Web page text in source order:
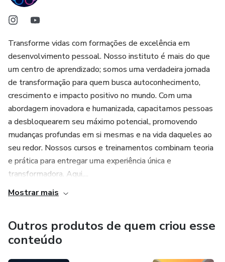
Siga no Instagram:
https://www.instagram.com/portaldovencedor/
Este ebook é perfeito para quem busca uma
transformação e deseja construir uma vida com mais
propósito e realização. ✨ Não perca mais tempo, comece
agora a transformar seus sonhos em realidade! 💫
Transforme vidas com formações de excelência em
desenvolvimento pessoal. Nosso instituto é mais do que
um centro de aprendizado; somos uma verdadeira jornada
de transformação para quem busca autoconhecimento,
crescimento e impacto positivo no mundo. Com uma
abordagem inovadora e humanizada, capacitamos pessoas
a desbloquearem seu máximo potencial, promovendo
mudanças profundas em si mesmas e na vida daqueles ao
seu redor. Nossos cursos e treinamentos combinam teoria
e prática para entregar uma experiência única e
transformadora. Aqui,...
Mostrar mais
Outros produtos de quem criou esse
conteúdo